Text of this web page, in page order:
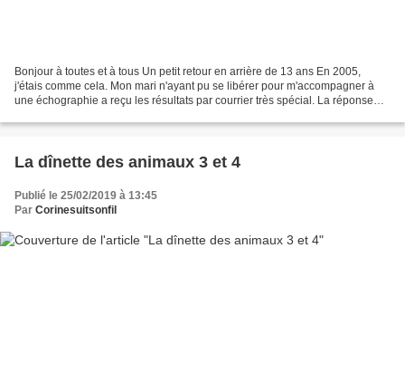
Bonjour à toutes et à tous Un petit retour en arrière de 13 ans En 2005,
j'étais comme cela. Mon mari n'ayant pu se libérer pour m'accompagner à
une échographie a reçu les résultats par courrier très spécial. La réponse
La dînette des animaux 3 et 4
Publié le 25/02/2019 à 13:45
Par Corinesuitsonfil